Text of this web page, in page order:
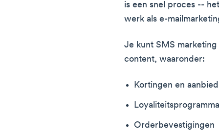
is een snel proces --
werk als e-
Je kunt SMS
content, waaronder:
Kortingen en
Orderbevestigingen